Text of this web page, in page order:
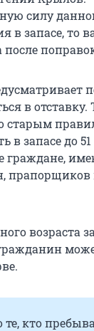
силу
в запасе, то
после
в
старым
в запасе до
граждане,
прапорщиков
возраста
кто